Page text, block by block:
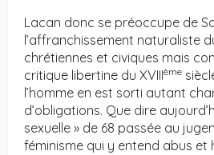
Lacan donc se préoccupe de
l’affranchissement naturaliste
chrétiennes et civiques mais
critique libertine du XVIIIème
l’homme en est sorti autant
d’obligations. Que dire
sexuelle » de 68 passée au
féminisme qui y entend abus et